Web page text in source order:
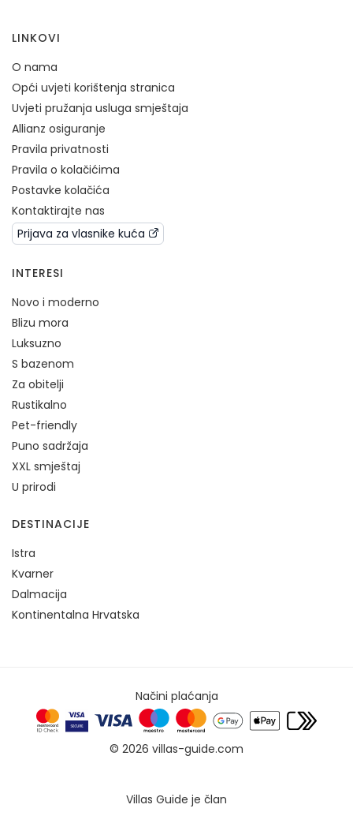
LINKOVI
O nama
Opći uvjeti korištenja stranica
Uvjeti pružanja usluga smještaja
Allianz osiguranje
Pravila privatnosti
Pravila o kolačićima
Postavke kolačića
Kontaktirajte nas
Prijava za vlasnike kuća
INTERESI
Novo i moderno
Blizu mora
Luksuzno
S bazenom
Za obitelji
Rustikalno
Pet-friendly
Puno sadržaja
XXL smještaj
U prirodi
DESTINACIJE
Istra
Kvarner
Dalmacija
Kontinentalna Hrvatska
Načini plaćanja
© 2026 villas-guide.com
Villas Guide je član